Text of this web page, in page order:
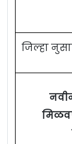
जिल्हा